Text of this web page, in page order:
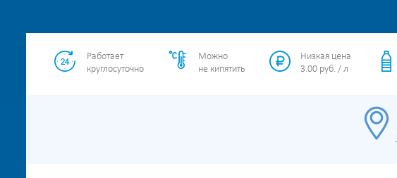
Работает
круглосуточно
Можно
не кипятить
Низкая цена
3.00 руб. / л